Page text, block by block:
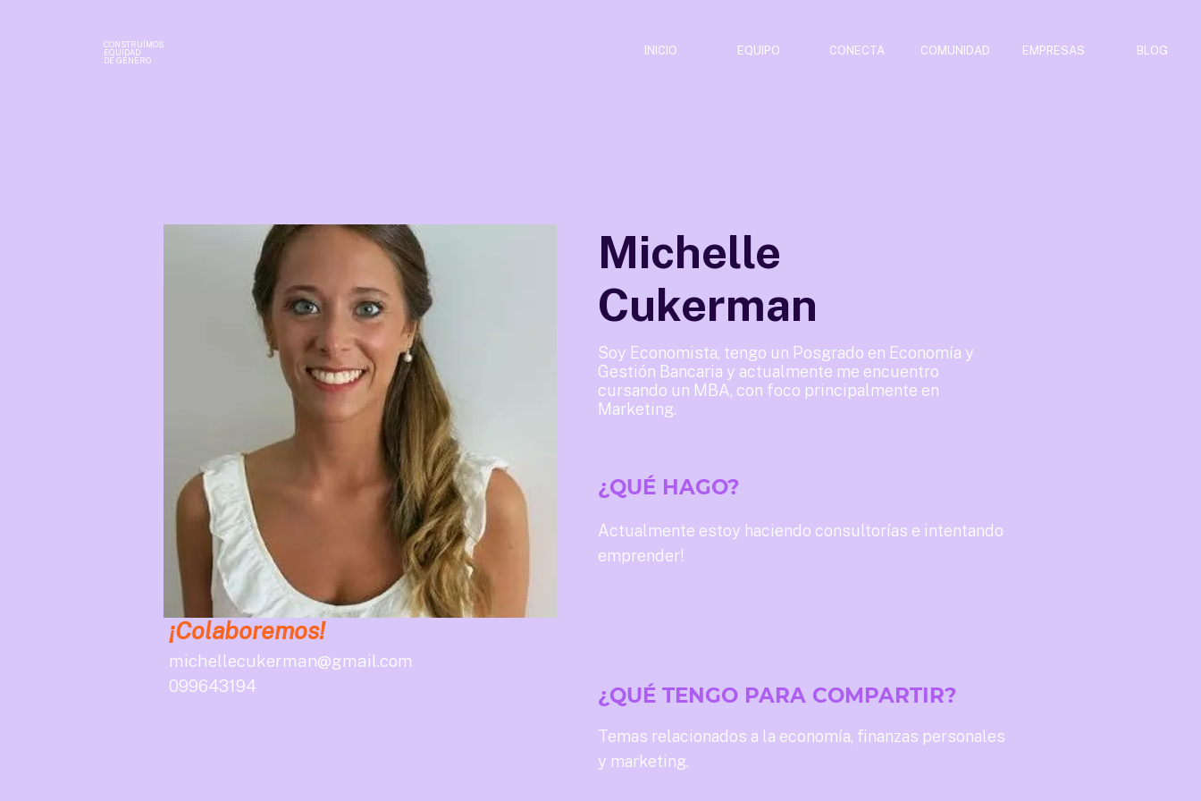
INICIO EQUIPO CONECTA COMUNIDAD EMPRESAS BLOG
CONSTRUÍMOS
EQUIDAD
DE GÉNERO
¡Colaboremos!
michellecukerman@gmail.com
099643194
Michelle
Cukerman
Soy Economista, tengo un Posgrado en Economía y
Gestión Bancaria y actualmente me encuentro
cursando un MBA, con foco principalmente en
Marketing.
¿QUÉ HAGO?
Actualmente estoy haciendo consultorías e intentando
emprender!
¿QUÉ TENGO PARA COMPARTIR?
Temas relacionados a la economía, finanzas personales
y marketing.